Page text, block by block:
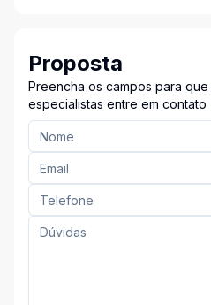
Proposta
Preencha os campos para
especialistas entre em contato